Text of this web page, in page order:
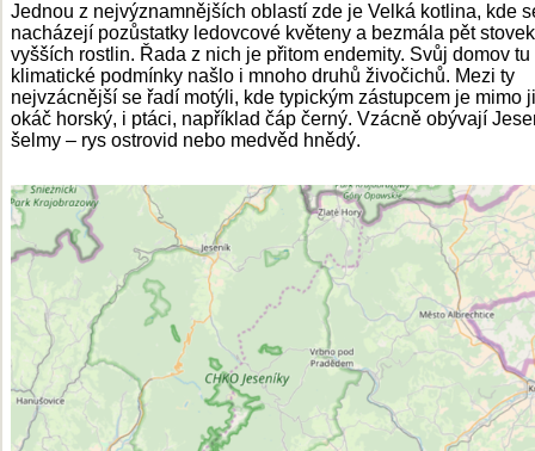
Jednou z nejvýznamnějších oblastí zde je Velká kotlina, kde
nacházejí pozůstatky ledovcové květeny a bezmála pět
vyšších rostlin. Řada z nich je přitom endemity. Svůj domov tu
klimatické podmínky našlo i mnoho druhů živočichů. Mezi ty
nejvzácnější se řadí motýli, kde typickým zástupcem je mimo
okáč horský, i ptáci, například čáp černý. Vzácně obývají
šelmy – rys ostrovid nebo medvěd hnědý.